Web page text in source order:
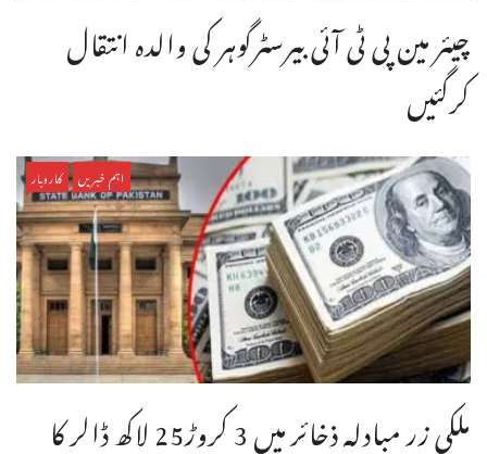
چیئر مین پی ٹی آئی بیرسٹرگوہر کی والدہ انتقال
کرگئیں
اہم خبریں کاروبار
ملکی زر مبادلہ ذخائر میں 3 کروڑ25 لاکھ ڈالر کا